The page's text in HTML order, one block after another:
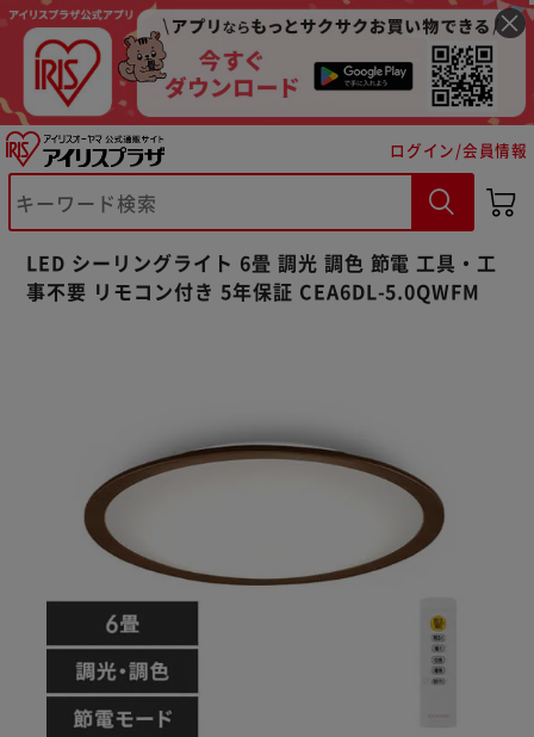
ログイン/会員情報
LED シーリングライト 6畳 調光 調色 節電 工具・工
事不要 リモコン付き 5年保証 CEA6DL-5.0QWFM